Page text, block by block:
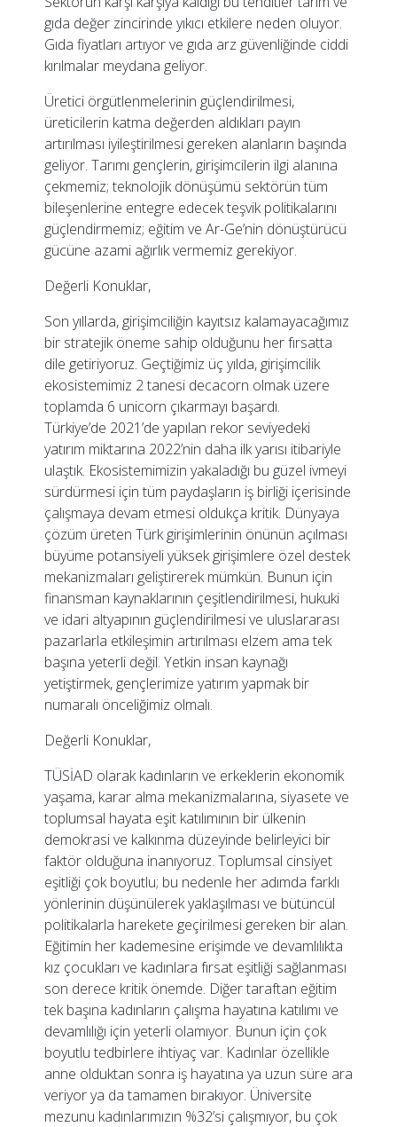
gıda değer zincirinde yıkıcı etkilere neden oluyor.
Gıda fiyatları artıyor ve gıda arz güvenliğinde ciddi
kırılmalar meydana geliyor.
Üretici örgütlenmelerinin güçlendirilmesi,
üreticilerin katma değerden aldıkları payın
artırılması iyileştirilmesi gereken alanların başında
geliyor. Tarımı gençlerin, girişimcilerin ilgi alanına
çekmemiz; teknolojik dönüşümü sektörün tüm
bileşenlerine entegre edecek teşvik politikalarını
güçlendirmemiz; eğitim ve Ar-Ge’nin dönüştürücü
gücüne azami ağırlık vermemiz gerekiyor.
Değerli Konuklar,
Son yıllarda, girişimciliğin kayıtsız kalamayacağımız
bir stratejik öneme sahip olduğunu her fırsatta
dile getiriyoruz. Geçtiğimiz üç yılda, girişimcilik
ekosistemimiz 2 tanesi decacorn olmak üzere
toplamda 6 unicorn çıkarmayı başardı.
Türkiye’de 2021’de yapılan rekor seviyedeki
yatırım miktarına 2022’nin daha ilk yarısı itibariyle
ulaştık. Ekosistemimizin yakaladığı bu güzel ivmeyi
sürdürmesi için tüm paydaşların iş birliği içerisinde
çalışmaya devam etmesi oldukça kritik. Dünyaya
çözüm üreten Türk girişimlerinin önünün açılması
büyüme potansiyeli yüksek girişimlere özel destek
mekanizmaları geliştirerek mümkün. Bunun için
finansman kaynaklarının çeşitlendirilmesi, hukuki
ve idari altyapının güçlendirilmesi ve uluslararası
pazarlarla etkileşimin artırılması elzem ama tek
başına yeterli değil. Yetkin insan kaynağı
yetiştirmek, gençlerimize yatırım yapmak bir
numaralı önceliğimiz olmalı.
Değerli Konuklar,
TÜSİAD olarak kadınların ve erkeklerin ekonomik
yaşama, karar alma mekanizmalarına, siyasete ve
toplumsal hayata eşit katılımının bir ülkenin
demokrasi ve kalkınma düzeyinde belirleyici bir
faktör olduğuna inanıyoruz. Toplumsal cinsiyet
eşitliği çok boyutlu; bu nedenle her adımda farklı
yönlerinin düşünülerek yaklaşılması ve bütüncül
politikalarla harekete geçirilmesi gereken bir alan.
Eğitimin her kademesine erişimde ve devamlılıkta
kız çocukları ve kadınlara fırsat eşitliği sağlanması
son derece kritik önemde. Diğer taraftan eğitim
tek başına kadınların çalışma hayatına katılımı ve
devamlılığı için yeterli olamıyor. Bunun için çok
boyutlu tedbirlere ihtiyaç var. Kadınlar özellikle
anne olduktan sonra iş hayatına ya uzun süre ara
veriyor ya da tamamen bırakıyor. Üniversite
mezunu kadınlarımızın %32’si çalışmıyor, bu çok